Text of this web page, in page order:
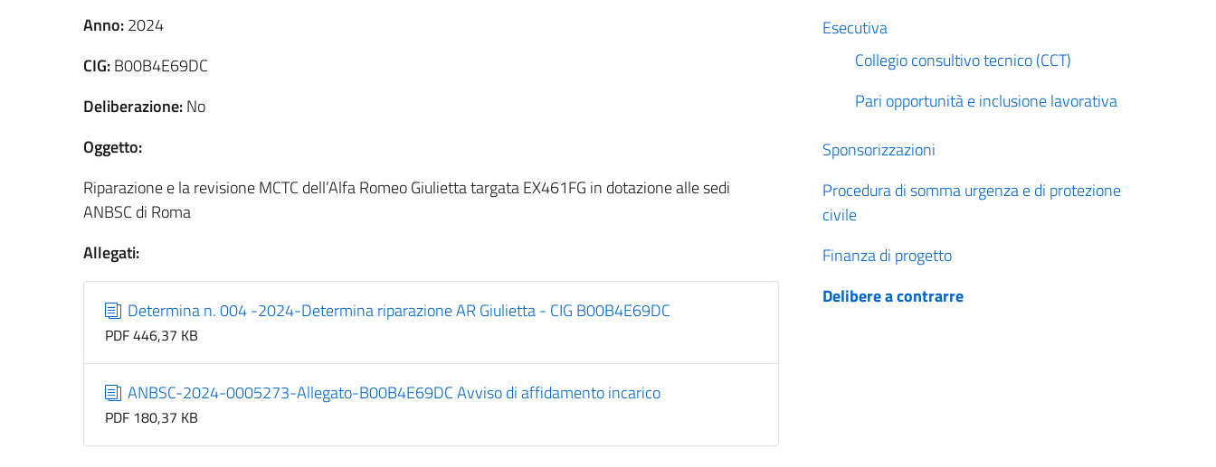
Anno:2024
CIG:B00B4E69DC
Deliberazione:No
Oggetto:
Riparazione e la revisione MCTC dell’Alfa Romeo Giulietta targata EX461FG in dotazione alle sedi
ANBSC di Roma
Allegati:
Determina n. 004 -2024-Determina riparazione AR Giulietta - CIG B00B4E69DC
PDF 446,37 KB
ANBSC-2024-0005273-Allegato-B00B4E69DC Avviso di affidamento incarico
PDF 180,37 KB
Esecutiva
Collegio consultivo tecnico (CCT)
Pari opportunità e inclusione lavorativa
Sponsorizzazioni
Procedura di somma urgenza e di protezione
civile
Finanza di progetto
Delibere a contrarre